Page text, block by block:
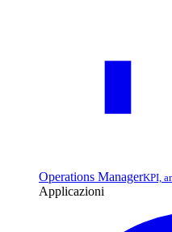
Operations ManagerKPI,
Applicazioni